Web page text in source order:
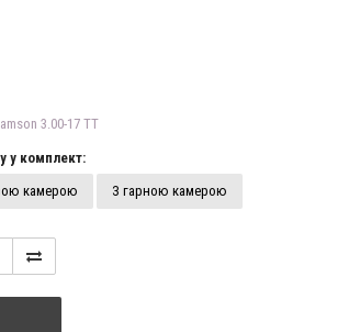
3.00-17 TT
у комплект:
камерою З гарною камерою